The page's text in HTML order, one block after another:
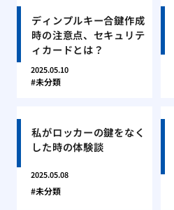
ディンプルキー合鍵作成
時の注意点、セキュリテ
ィカードとは？
2025.05.10
未分類
私がロッカーの鍵をなく
した時の体験談
2025.05.08
未分類